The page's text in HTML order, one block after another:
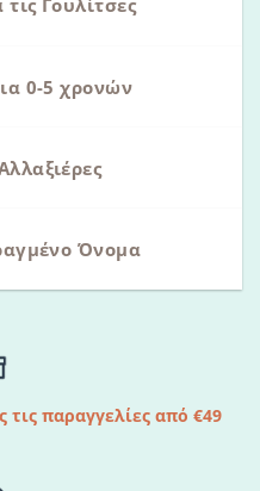
Γουλίτσες
0-5 χρονών
Όνομα
παραγγελίες από €49